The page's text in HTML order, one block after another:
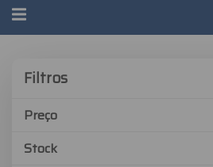
Alternar
navegação
Filtros
Preço
Stock